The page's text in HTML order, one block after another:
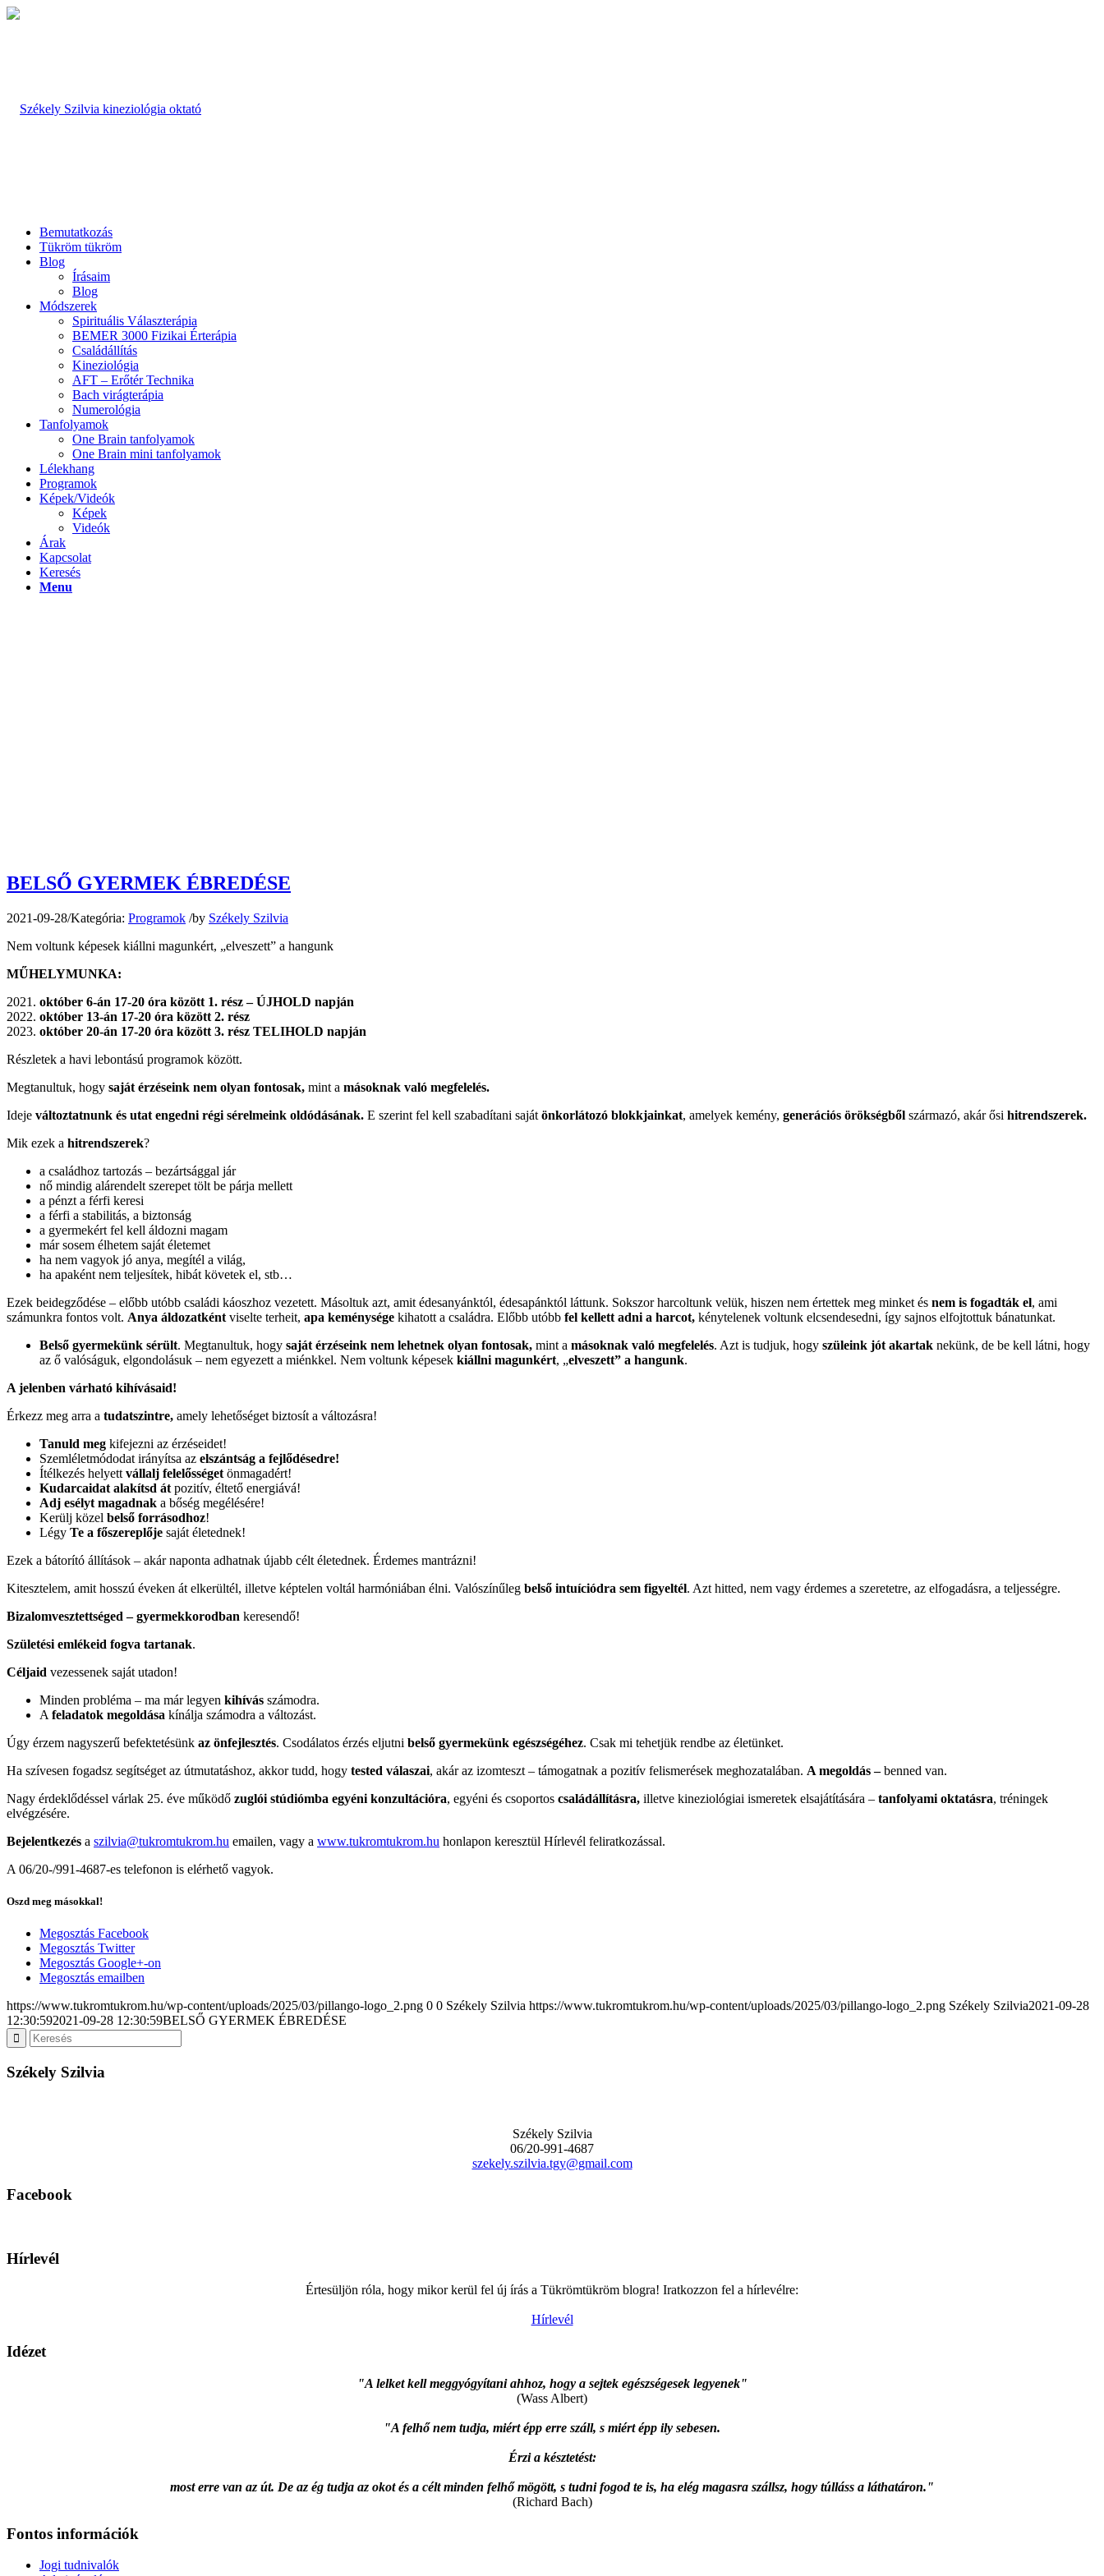
Bemutatkozás
Tükröm tükröm
Blog
Írásaim
Blog
Módszerek
Spirituális Választerápia
BEMER 3000 Fizikai Érterápia
Családállítás
Kineziológia
AFT – Erőtér Technika
Bach virágterápia
Numerológia
Tanfolyamok
One Brain tanfolyamok
One Brain mini tanfolyamok
Lélekhang
Programok
Képek/Videók
Képek
Videók
Árak
Kapcsolat
Keresés
Menu
BELSŐ GYERMEK ÉBREDÉSE
2021-09-28/Kategória: Programok /by Székely Szilvia
Nem voltunk képesek kiállni magunkért, „elveszett” a hangunk
MŰHELYMUNKA:
október 6-án 17-20 óra között 1. rész – ÚJHOLD napján
október 13-án 17-20 óra között 2. rész
október 20-án 17-20 óra között 3. rész TELIHOLD napján
Részletek a havi lebontású programok között.
Megtanultuk, hogy saját érzéseink nem olyan fontosak, mint a másoknak való megfelelés.
Ideje változtatnunk és utat engedni régi sérelmeink oldódásának. E szerint fel kell szabadítani saját önkorlátozó blokkjainkat, amelyek kemény, generációs örökségből származó, akár ősi hitrendszerek.
Mik ezek a hitrendszerek?
a családhoz tartozás – bezártsággal jár
nő mindig alárendelt szerepet tölt be párja mellett
a pénzt a férfi keresi
a férfi a stabilitás, a biztonság
a gyermekért fel kell áldozni magam
már sosem élhetem saját életemet
ha nem vagyok jó anya, megítél a világ,
ha apaként nem teljesítek, hibát követek el, stb…
Ezek beidegződése – előbb utóbb családi káoszhoz vezetett. Másoltuk azt, amit édesanyánktól, édesapánktól láttunk. Sokszor harcoltunk velük, hiszen nem értettek meg minket és nem is fogadták el, ami
számunkra fontos volt. Anya áldozatként viselte terheit, apa keménysége kihatott a családra. Előbb utóbb fel kellett adni a harcot, kénytelenek voltunk elcsendesedni, így sajnos elfojtottuk bánatunkat.
Belső gyermekünk sérült. Megtanultuk, hogy saját érzéseink nem lehetnek olyan fontosak, mint a másoknak való megfelelés. Azt is tudjuk, hogy szüleink jót akartak nekünk, de be kell látni, hogy
az ő valóságuk, elgondolásuk – nem egyezett a miénkkel. Nem voltunk képesek kiállni magunkért, „elveszett” a hangunk.
A jelenben várható kihívásaid!
Érkezz meg arra a tudatszintre, amely lehetőséget biztosít a változásra!
Tanuld meg kifejezni az érzéseidet!
Szemléletmódodat irányítsa az elszántság a fejlődésedre!
Ítélkezés helyett vállalj felelősséget önmagadért!
Kudarcaidat alakítsd át pozitív, éltető energiává!
Adj esélyt magadnak a bőség megélésére!
Kerülj közel belső forrásodhoz!
Légy Te a főszereplője saját életednek!
Ezek a bátorító állítások – akár naponta adhatnak újabb célt életednek. Érdemes mantrázni!
Kitesztelem, amit hosszú éveken át elkerültél, illetve képtelen voltál harmóniában élni. Valószínűleg belső intuíciódra sem figyeltél. Azt hitted, nem vagy érdemes a szeretetre, az elfogadásra, a teljességre.
Bizalomvesztettséged – gyermekkorodban keresendő!
Születési emlékeid fogva tartanak.
Céljaid vezessenek saját utadon!
Minden probléma – ma már legyen kihívás számodra.
A feladatok megoldása kínálja számodra a változást.
Úgy érzem nagyszerű befektetésünk az önfejlesztés. Csodálatos érzés eljutni belső gyermekünk egészségéhez. Csak mi tehetjük rendbe az életünket.
Ha szívesen fogadsz segítséget az útmutatáshoz, akkor tudd, hogy tested válaszai, akár az izomteszt – támogatnak a pozitív felismerések meghozatalában. A megoldás –benned van.
Nagy érdeklődéssel várlak 25. éve működő zuglói stúdiómba egyéni konzultációra, egyéni és csoportos családállításra, illetve kineziológiai ismeretek elsajátítására – tanfolyami oktatásra, tréningek
elvégzésére.
Bejelentkezés a szilvia@tukromtukrom.hu emailen, vagy a www.tukromtukrom.hu honlapon keresztül Hírlevél feliratkozással.
A 06/20-/991-4687-es telefonon is elérhető vagyok.
Oszd meg másokkal!
Megosztás Facebook
Megosztás Twitter
Megosztás Google+-on
Megosztás emailben
https://www.tukromtukrom.hu/wp-content/uploads/2025/03/pillango-logo_2.png 0 0 Székely Szilvia https://www.tukromtukrom.hu/wp-content/uploads/2025/03/pillango-logo_2.png Székely Szilvia2021-09-28
12:30:592021-09-28 12:30:59BELSŐ GYERMEK ÉBREDÉSE
Székely Szilvia
Székely Szilvia
06/20-991-4687
szekely.szilvia.tgy@gmail.com
Facebook
Hírlevél
Értesüljön róla, hogy mikor kerül fel új írás a Tükrömtükröm blogra! Iratkozzon fel a hírlevélre:
Hírlevél
Idézet
"A lelket kell meggyógyítani ahhoz, hogy a sejtek egészségesek legyenek"
(Wass Albert)
"A felhő nem tudja, miért épp erre száll, s miért épp ily sebesen.
Érzi a késztetést:
most erre van az út. De az ég tudja az okot és a célt minden felhő mögött, s tudni fogod te is, ha elég magasra szállsz, hogy túlláss a láthatáron."
(Richard Bach)
Fontos információk
Jogi tudnivalók